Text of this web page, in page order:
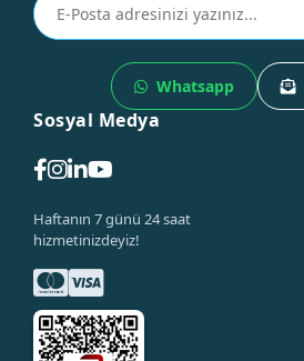
Whatsapp
Sosyal Medya
Haftanın 7 günü 24 saat
hizmetinizdeyiz!